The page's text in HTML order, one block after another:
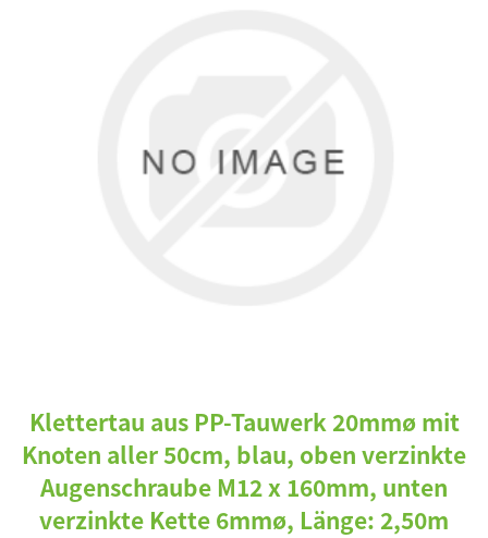
Klettertau aus PP-Tauwerk 20mmø mit
Knoten aller 50cm, blau, oben verzinkte
Augenschraube M12 x 160mm, unten
verzinkte Kette 6mmø, Länge: 2,50m